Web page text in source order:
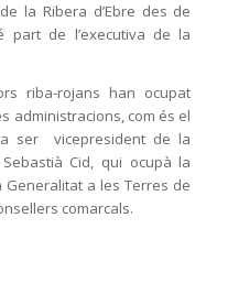
la Ribera d’Ebre des de
part de l’executiva de la
riba-rojans han ocupat
administracions, com és el
ser vicepresident de la
Cid, qui ocupà la
a les Terres de
comarcals.